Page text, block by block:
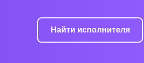
Найти исполнителя